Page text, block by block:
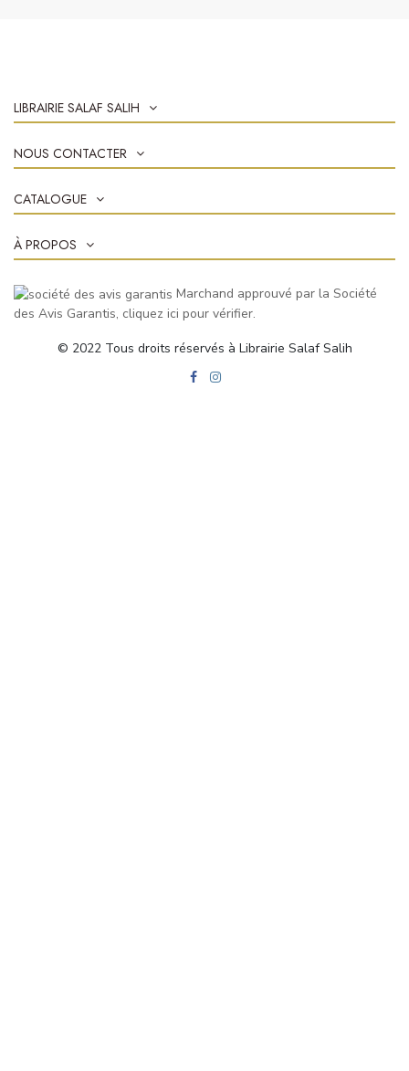
LIBRAIRIE SALAF SALIH
NOUS CONTACTER
CATALOGUE
À PROPOS
Marchand approuvé par la Société
des Avis Garantis, cliquez ici pour vérifier.
© 2022 Tous droits réservés à Librairie Salaf Salih